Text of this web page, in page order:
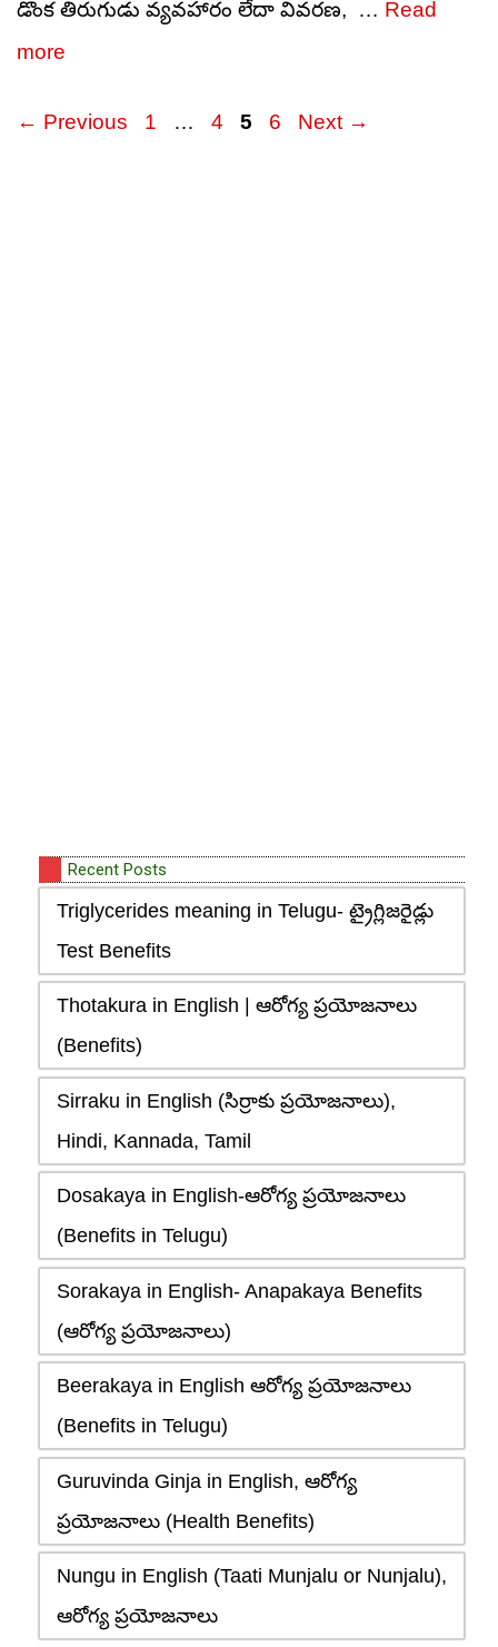
డొంక తిరుగుడు వ్యవహారం లేదా వివరణ, … Read
more
← Previous Page
1 … Page
4 Page
5 Page
6 Next →
Recent Posts
Triglycerides meaning in Telugu- ట్రైగ్లిజరైడ్లు
Test Benefits
Thotakura in English | ఆరోగ్య ప్రయోజనాలు
(Benefits)
Sirraku in English (సిర్రాకు ప్రయోజనాలు),
Hindi, Kannada, Tamil
Dosakaya in English-ఆరోగ్య ప్రయోజనాలు
(Benefits in Telugu)
Sorakaya in English- Anapakaya Benefits
(ఆరోగ్య ప్రయోజనాలు)
Beerakaya in English ఆరోగ్య ప్రయోజనాలు
(Benefits in Telugu)
Guruvinda Ginja in English, ఆరోగ్య
ప్రయోజనాలు (Health Benefits)
Nungu in English (Taati Munjalu or Nunjalu),
ఆరోగ్య ప్రయోజనాలు